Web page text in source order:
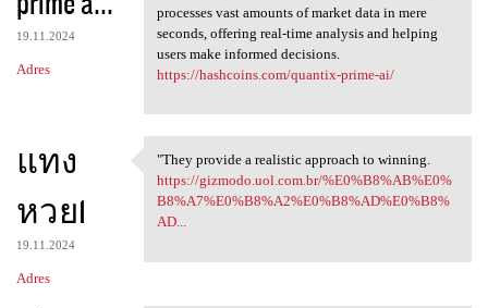
19.11.2024
Adres
processes vast amounts of market data in mere
seconds, offering real-time analysis and helping
users make informed decisions.
https://hashcoins.com/quantix-prime-ai/
แทง
หวย1
19.11.2024
Adres
"They provide a realistic
"They provide a realistic approach to winning.
https://gizmodo.uol.com.br/%E0%B8%AB%E0%
B8%A7%E0%B8%A2%E0%B8%AD%E0%B8%
AD...